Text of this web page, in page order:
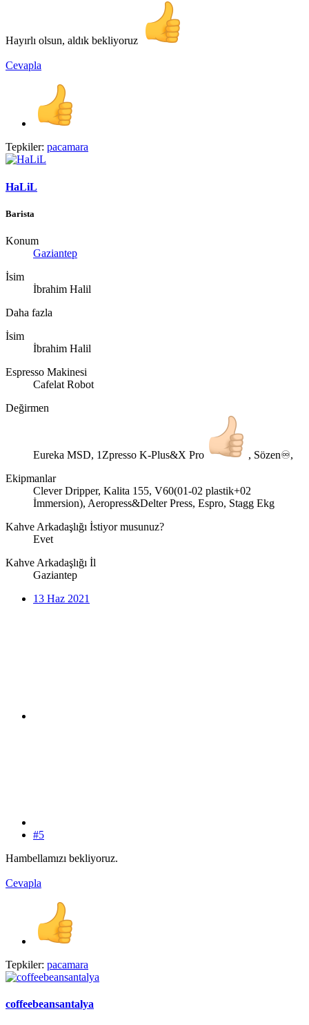
Hayırlı olsun, aldık bekliyoruz
Cevapla
Tepkiler: pacamara
HaLiL
Barista
Konum
Gaziantep
İsim
İbrahim Halil
Daha fazla
İsim
İbrahim Halil
Espresso Makinesi
Cafelat Robot
Değirmen
Eureka MSD, 1Zpresso K-Plus&X Pro
, Sözen♾,
Ekipmanlar
Clever Dripper, Kalita 155, V60(01-02 plastik+02
İmmersion), Aeropress&Delter Press, Espro, Stagg Ekg
Kahve Arkadaşlığı İstiyor musunuz?
Evet
Kahve Arkadaşlığı İl
Gaziantep
13 Haz 2021
#5
Hambellamızı bekliyoruz.
Cevapla
Tepkiler: pacamara
coffeebeansantalya